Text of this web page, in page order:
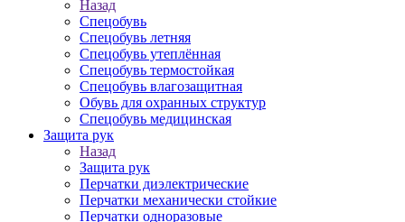
Назад
Спецобувь
Спецобувь летняя
Спецобувь утеплённая
Спецобувь термостойкая
Спецобувь влагозащитная
Обувь для охранных структур
Спецобувь медицинская
Защита рук
Назад
Защита рук
Перчатки диэлектрические
Перчатки механически стойкие
Перчатки одноразовые